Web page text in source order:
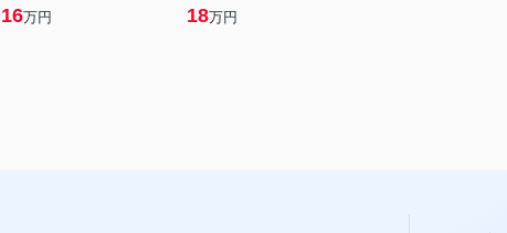
16万円 18万円